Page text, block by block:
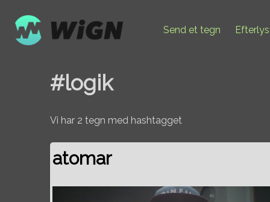
Send et tegn
#logik
Vi har 2 tegn med hashtagget
atomar